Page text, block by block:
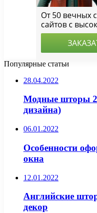
Популярные статьи
28.04.2022
Модные шторы
дизайна)
06.01.2022
Особенности
окна
12.01.2022
Английские
декор